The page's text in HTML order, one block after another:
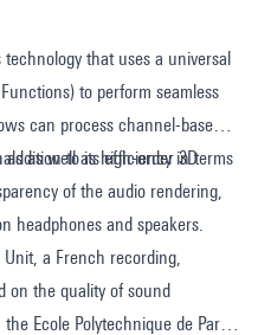
that uses a universal
to perform seamless
can process channel-based
as well as high-order 3D
to its efficiency in terms
of the audio rendering,
headphones and speakers.
a French recording,
on the quality of sound
Ecole Polytechnique de Paris